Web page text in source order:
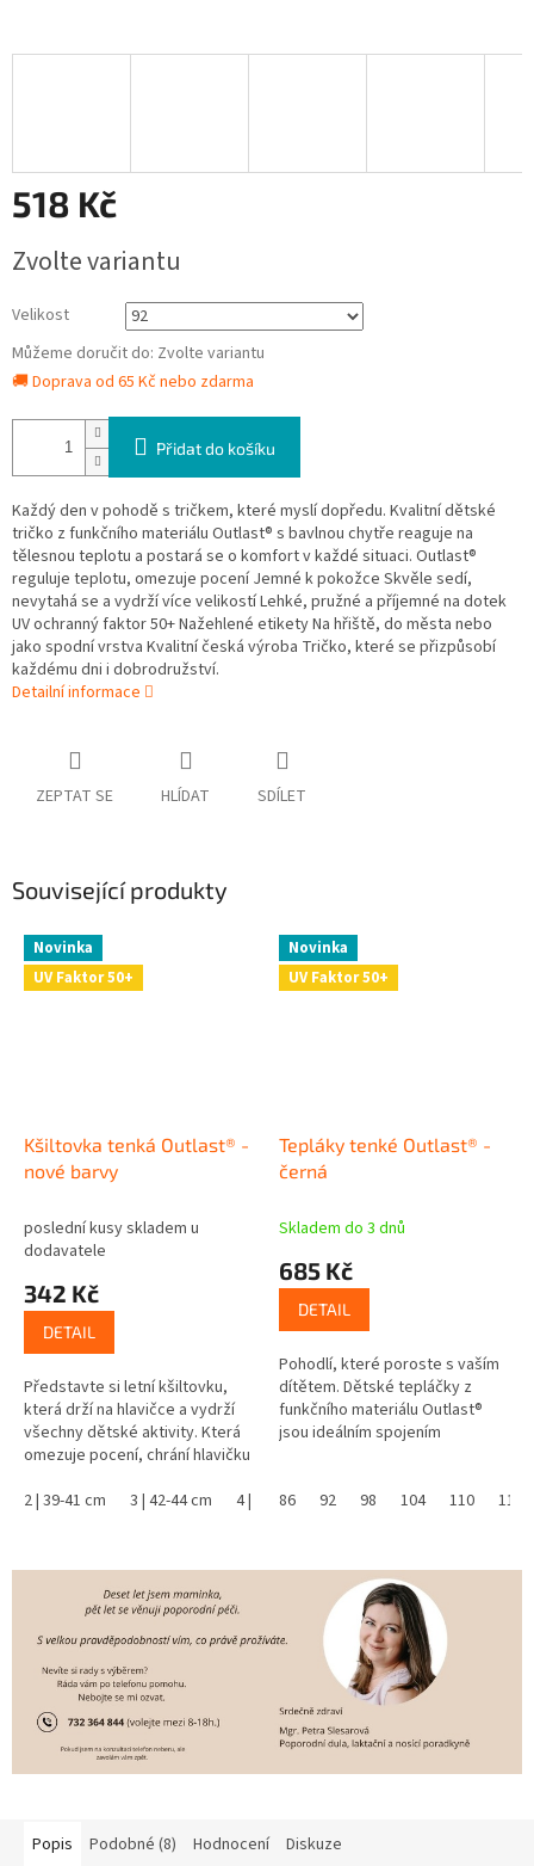
518 Kč
cena:
Zvolte variantu
Velikost
Můžeme doručit do: Zvolte variantu
🚚 Doprava od 65 Kč nebo zdarma
Přidat do košíku
Každý den v pohodě s tričkem, které myslí dopředu. Kvalitní dětské
tričko z funkčního materiálu Outlast® s bavlnou chytře reaguje na
tělesnou teplotu a postará se o komfort v každé situaci. Outlast®
reguluje teplotu, omezuje pocení Jemné k pokožce Skvěle sedí,
nevytahá se a vydrží více velikostí Lehké, pružné a příjemné na dotek
UV ochranný faktor 50+ Nažehlené etikety Na hřiště, do města nebo
jako spodní vrstva Kvalitní česká výroba Tričko, které se přizpůsobí
každému dni i dobrodružství.
Detailní informace
ZEPTAT SE HLÍDAT SDÍLET
Související produkty
Novinka
UV Faktor 50+
Kšiltovka tenká Outlast® -
nové barvy
poslední kusy skladem u
dodavatele
342 Kč
DETAIL
Představte si letní kšiltovku,
která drží na hlavičce a vydrží
všechny dětské aktivity. Která
omezuje pocení, chrání hlavičku
ochranný faktor UPF 50+. Už...
2 | 39-41 cm 3 | 42-44 cm 4 | 45-48 cm 5 | 49-53 cm 6 | 54-57 cm
Novinka
UV Faktor 50+
Tepláky tenké Outlast® -
černá
Skladem do 3 dnů
685 Kč
DETAIL
Pohodlí, které poroste s vaším
dítětem. Dětské tepláčky z
funkčního materiálu Outlast®
jsou ideálním spojením
86
92 98 104 110 116
Popis Podobné (8) Hodnocení Diskuze